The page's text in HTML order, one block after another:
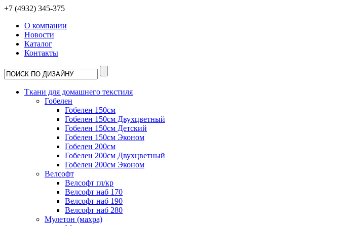
+7 (4932) 345-375
О компании
Новости
Каталог
Контакты
Ткани для домашнего текстиля
Гобелен
Гобелен 150см
Гобелен 150см Двухцветный
Гобелен 150см Детский
Гобелен 150см Эконом
Гобелен 200см
Гобелен 200см Двухцветный
Гобелен 200см Эконом
Велсофт
Велсофт гл/кр
Велсофт наб 170
Велсофт наб 190
Велсофт наб 280
Мулетон (махра)